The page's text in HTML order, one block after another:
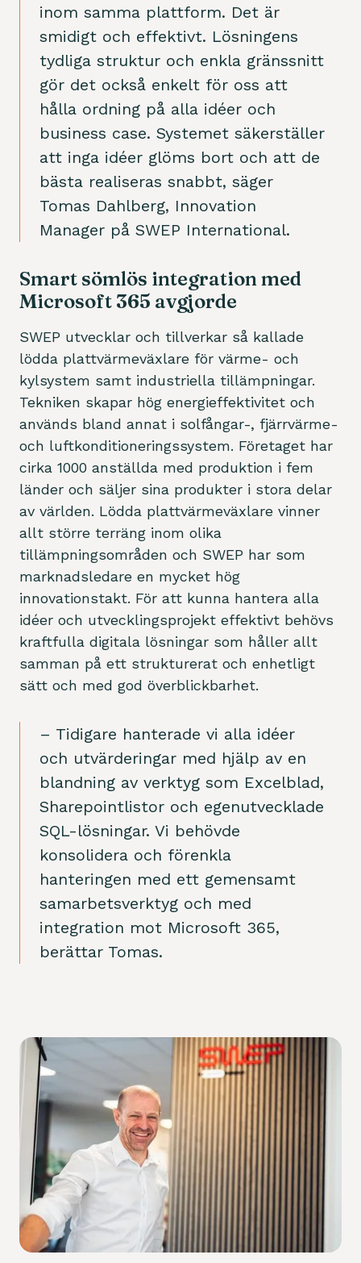
inom samma plattform. Det är
smidigt och effektivt. Lösningens
tydliga struktur och enkla gränssnitt
gör det också enkelt för oss att
hålla ordning på alla idéer och
business case. Systemet säkerställer
att inga idéer glöms bort och att de
bästa realiseras snabbt, säger
Tomas Dahlberg, Innovation
Manager på SWEP International.
Smart sömlös integration med
Microsoft 365 avgjorde
SWEP utvecklar och tillverkar så kallade
lödda plattvärmeväxlare för värme- och
kylsystem samt industriella tillämpningar.
Tekniken skapar hög energieffektivitet och
används bland annat i solfångar-, fjärrvärme-
och luftkonditioneringssystem. Företaget har
cirka 1000 anställda med produktion i fem
länder och säljer sina produkter i stora delar
av världen. Lödda plattvärmeväxlare vinner
allt större terräng inom olika
tillämpningsområden och SWEP har som
marknadsledare en mycket hög
innovationstakt. För att kunna hantera alla
idéer och utvecklingsprojekt effektivt behövs
kraftfulla digitala lösningar som håller allt
samman på ett strukturerat och enhetligt
sätt och med god överblickbarhet.
– Tidigare hanterade vi alla idéer
och utvärderingar med hjälp av en
blandning av verktyg som Excelblad,
Sharepointlistor och egenutvecklade
SQL-lösningar. Vi behövde
konsolidera och förenkla
hanteringen med ett gemensamt
samarbetsverktyg och med
integration mot Microsoft 365,
berättar Tomas.